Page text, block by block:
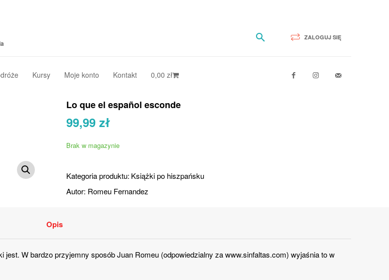
ZALOGUJ SIĘ
Kursy Moje konto Kontakt 0,00 zł
Lo que el español esconde
99,99 zł
Brak w magazynie
Kategoria produktu: Książki po hiszpańsku
Autor: Romeu Fernandez
Opis
W bardzo przyjemny sposób Juan Romeu (odpowiedzialny za www.sinfaltas.com) wyjaśnia to w